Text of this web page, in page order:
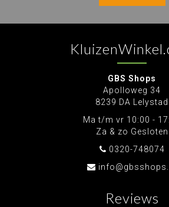
GBS Shops
Apolloweg 34
8239 DA Lelystad
Ma t/m vr 10:00 -
Za & zo Gesloten
0320-748074
Reviews